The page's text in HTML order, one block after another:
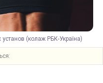
(колаж РБК-Україна)